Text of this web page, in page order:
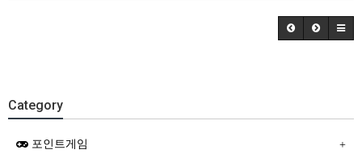
Category
포인트게임